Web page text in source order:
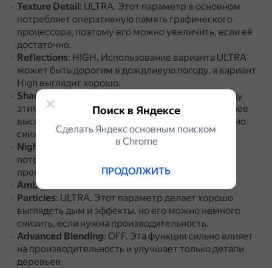
Texture Detail: ULTRA. Этот параметр в основном
потребляет оперативную память графического
процессора, поэтому его можно увеличить, если её
достаточно.
Reflections: HIGH. Использование варианта ULTRA
может быть дорогим в дождливую погоду, а вариант
High выглядит хорошо.
Shadows
При вождении разницы между
этим вариантом и более высоким не будет, а более
высокие настройки добавляют больше деталей, но
снижают производительность.
Night Lightning
Этот вариант может
потребоваться, если возникают проблемы с
производительностью ночью.
Ambient Occlusion
Particles: ULTRA. Этот параметр делает хорошо
выглядеть дым и эффекты, но его можно немного
снизить, если нужна производительность.
Advanced Blending: OFF. Эта функция сильно влияет
на производительность и улучшает только детали
деревьев.
Поиск в Яндексе
Сделать Яндекс основным поиском
в Сhrome
ПРОДОЛЖИТЬ